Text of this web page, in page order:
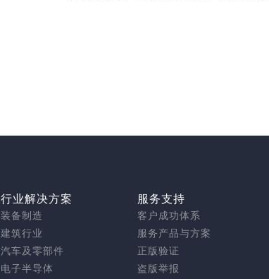
行业解决方案
装备制造
建筑行业
汽车及零部件
电子半导体
服务支持
客户成功体系
服务产品与方案
正版验证
盗版举报